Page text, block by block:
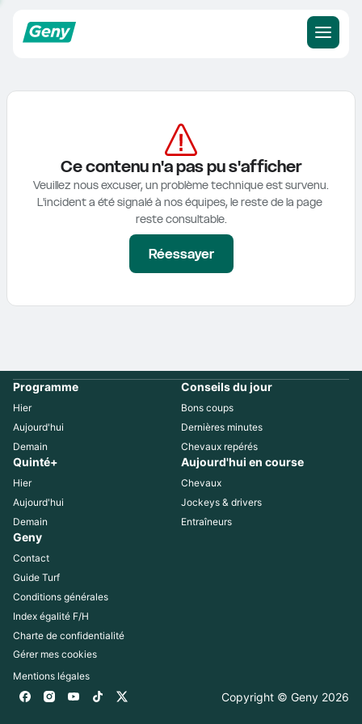
Ce contenu n'a pas pu s'afficher
Veuillez nous excuser, un problème technique est survenu.
L'incident a été signalé à nos équipes, le reste de la page
reste consultable.
Réessayer
Programme
Hier
Aujourd'hui
Demain
Conseils du jour
Bons coups
Dernières minutes
Chevaux repérés
Quinté+
Hier
Aujourd'hui
Demain
Aujourd'hui en course
Chevaux
Jockeys & drivers
Entraîneurs
Geny
Contact
Guide Turf
Conditions générales
Index égalité F/H
Charte de confidentialité
Gérer mes cookies
Mentions légales
Copyright © Geny 2026